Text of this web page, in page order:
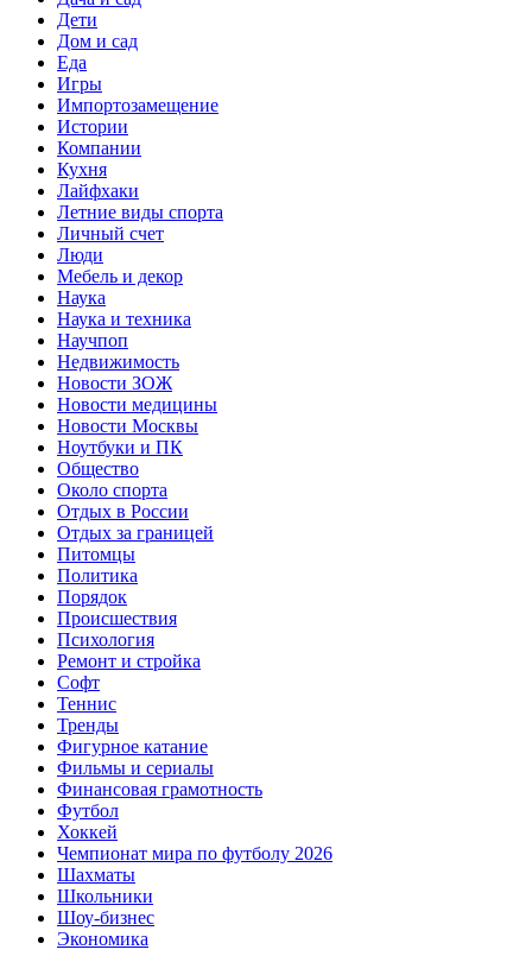
Дети
Дом и сад
Еда
Игры
Импортозамещение
Истории
Компании
Кухня
Лайфхаки
Летние виды спорта
Личный счет
Люди
Мебель и декор
Наука
Наука и техника
Научпоп
Недвижимость
Новости ЗОЖ
Новости медицины
Новости Москвы
Ноутбуки и ПК
Общество
Около спорта
Отдых в России
Отдых за границей
Питомцы
Политика
Порядок
Происшествия
Психология
Ремонт и стройка
Софт
Теннис
Тренды
Фигурное катание
Фильмы и сериалы
Финансовая грамотность
Футбол
Хоккей
Чемпионат мира по футболу 2026
Шахматы
Школьники
Шоу-бизнес
Экономика